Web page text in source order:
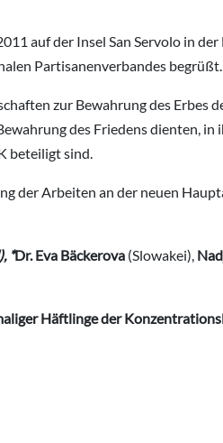
auf der Insel San Servolo in
Partisanenverbandes begrüßt.
zur Bewahrung des Erbes
des Friedens dienten,
beteiligt sind.
der Arbeiten an der neuen
*Dr. Eva Bäckerova (Slowakei),
Häftlinge der